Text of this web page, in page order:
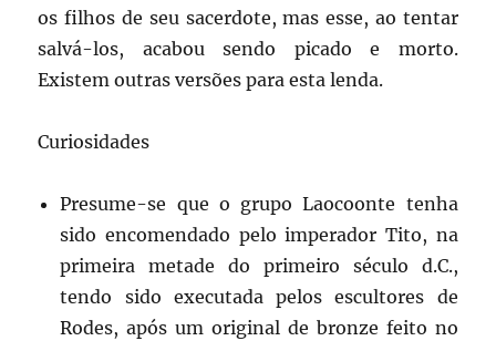
os filhos de seu sacerdote, mas esse, ao tentar
salvá-los, acabou sendo picado e morto.
Existem outras versões para esta lenda.
Curiosidades
Presume-se que o grupo Laocoonte tenha
sido encomendado pelo imperador Tito, na
primeira metade do primeiro século d.C.,
tendo sido executada pelos escultores de
Rodes, após um original de bronze feito no